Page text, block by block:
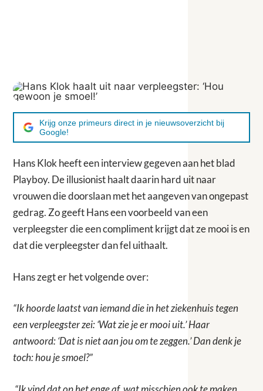
Krijg onze primeurs direct in je nieuwsoverzicht bij
Google!
Hans Klok heeft een interview gegeven aan het blad
Playboy. De illusionist haalt daarin hard uit naar
vrouwen die doorslaan met het aangeven van ongepast
gedrag. Zo geeft Hans een voorbeeld van een
verpleegster die een compliment krijgt dat ze mooi is en
dat die verpleegster dan fel uithaalt.
Hans zegt er het volgende over:
“Ik hoorde laatst van iemand die in het ziekenhuis tegen
een verpleegster zei: ‘Wat zie je er mooi uit.’ Haar
antwoord: ‘Dat is niet aan jou om te zeggen.’ Dan denk je
toch: hou je smoel?”